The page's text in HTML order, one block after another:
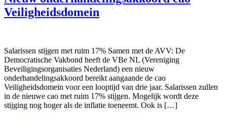
Veiligheidsdomein
Salarissen stijgen met ruim 17% Samen met de AVV: De
Democratische Vakbond heeft de VBe NL (Vereniging
Beveiligingsorganisaties Nederland) een nieuw
onderhandelingsakkoord bereikt aangaande de cao
Veiligheidsdomein voor een looptijd van drie jaar. Salarissen zullen
in de nieuwe cao met ruim 17% stijgen. Mogelijk wordt deze
stijging nog hoger als de inflatie toeneemt. Ook is […]